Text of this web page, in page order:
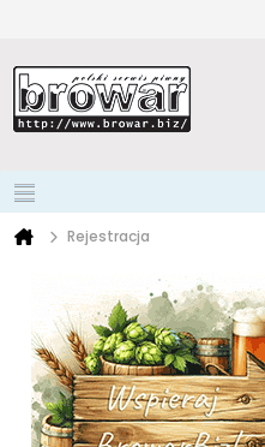
Rejestracja